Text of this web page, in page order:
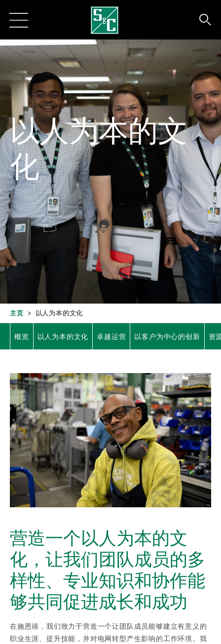
以人为本的文
化
主页 以人为本的文化
概览 以人为本的文化 卓越运营 以客户为中心的创新 资
营造一个以人为本的文
化，让我们团队成员的多
样性、专业知识和协作能
够共同促进成长和成功
在施恩禧，我们致力于营造一个让团队成员能够建立有意义的
职业生涯、提升技能，并对电网转型产生影响的工作环境。我